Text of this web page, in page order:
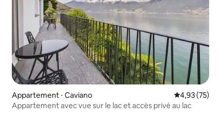
Appartement ⋅ Caviano Évaluation
4,93 (75)
Appartement avec vue sur le lac et accès privé au lac